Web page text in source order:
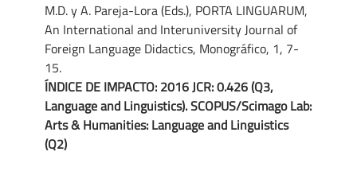
M.D. y A. Pareja-Lora (Eds.), PORTA LINGUARUM,
An International and Interuniversity Journal of
Foreign Language Didactics, Monográfico, 1, 7-
15.
ÍNDICE DE IMPACTO: 2016 JCR: 0.426 (Q3,
Language and Linguistics). SCOPUS/Scimago Lab:
Arts & Humanities: Language and Linguistics
(Q2)